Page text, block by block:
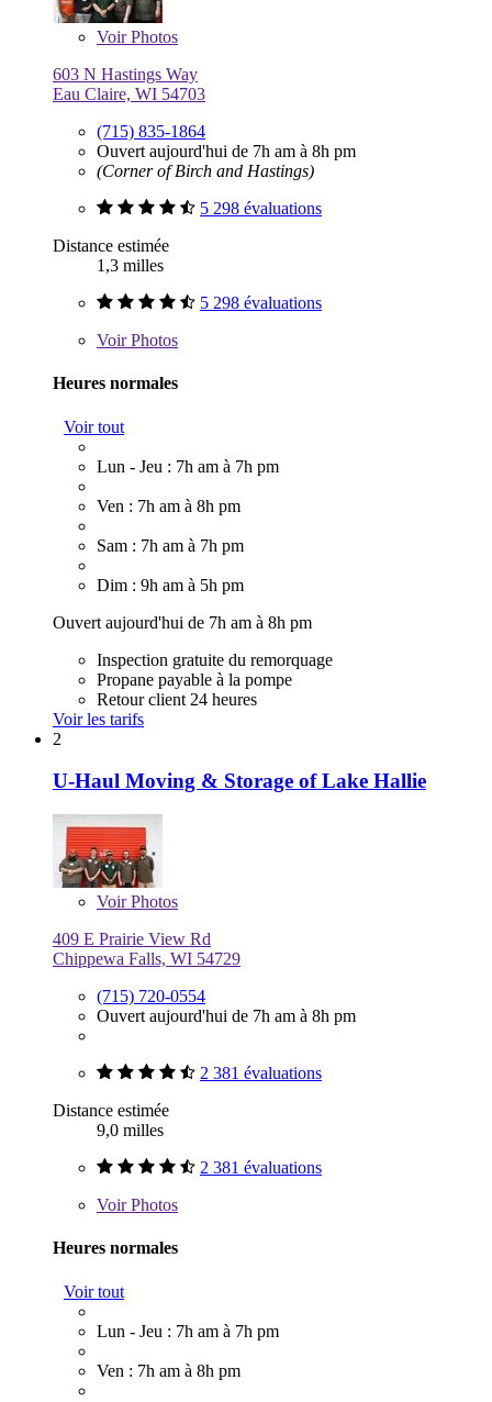
VoirPhotos
603 N Hastings Way
Eau Claire, WI 54703
(715) 835-1864
Ouvert aujourd'hui de 7h am à 8h pm
(Corner of Birch and Hastings)
5 298 évaluations
Distance estimée
1,3 milles
5 298 évaluations
VoirPhotos
Heures normales
Voir tout
Lun - Jeu : 7h am à 7h pm
Ven : 7h am à 8h pm
Sam : 7h am à 7h pm
Dim : 9h am à 5h pm
Ouvert aujourd'hui de 7h am à 8h pm
Inspection gratuite du remorquage
Propane payable à la pompe
Retour client 24 heures
Voir les tarifs
2
U-Haul Moving & Storage of Lake Hallie
VoirPhotos
409 E Prairie View Rd
Chippewa Falls, WI 54729
(715) 720-0554
Ouvert aujourd'hui de 7h am à 8h pm
2 381 évaluations
Distance estimée
9,0 milles
2 381 évaluations
VoirPhotos
Heures normales
Voir tout
Lun - Jeu : 7h am à 7h pm
Ven : 7h am à 8h pm